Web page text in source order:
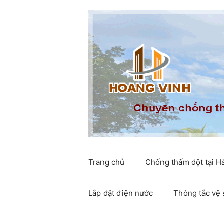
Trang chủ Chống thấm dột tại
Lắp đặt điện nước Thông tắc vệ